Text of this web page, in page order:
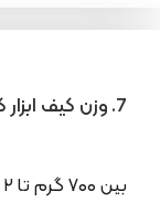
7. وزن کیف ابزار کنزاکس چقدر است؟